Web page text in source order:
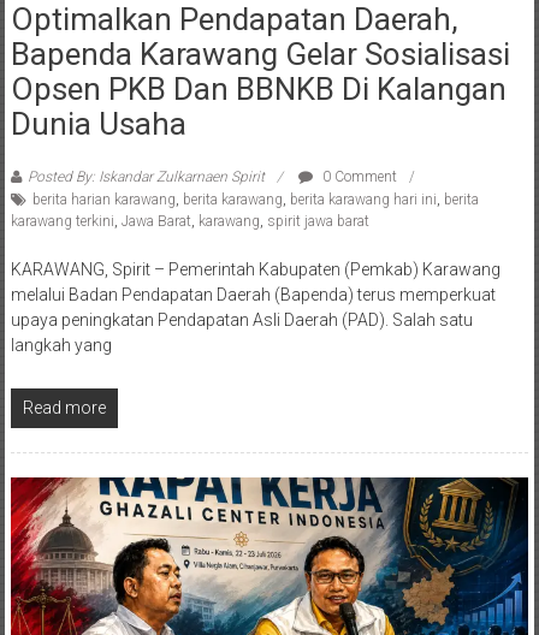
Optimalkan Pendapatan Daerah,
Bapenda Karawang Gelar Sosialisasi
Opsen PKB Dan BBNKB Di Kalangan
Dunia Usaha
Posted By: Iskandar Zulkarnaen Spirit
0 Comment
berita harian karawang, berita karawang, berita karawang hari ini, berita
karawang terkini, Jawa Barat, karawang, spirit jawa barat
KARAWANG, Spirit – Pemerintah Kabupaten (Pemkab) Karawang
melalui Badan Pendapatan Daerah (Bapenda) terus memperkuat
upaya peningkatan Pendapatan Asli Daerah (PAD). Salah satu
langkah yang
Read more